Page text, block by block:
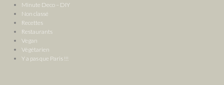
Minute Deco – DIY
Non classé
Recettes
Restaurants
Vegan
Végétarien
Y a pas que Paris !!!